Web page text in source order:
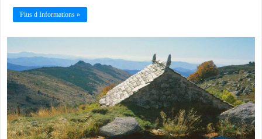
Plus d Informations »